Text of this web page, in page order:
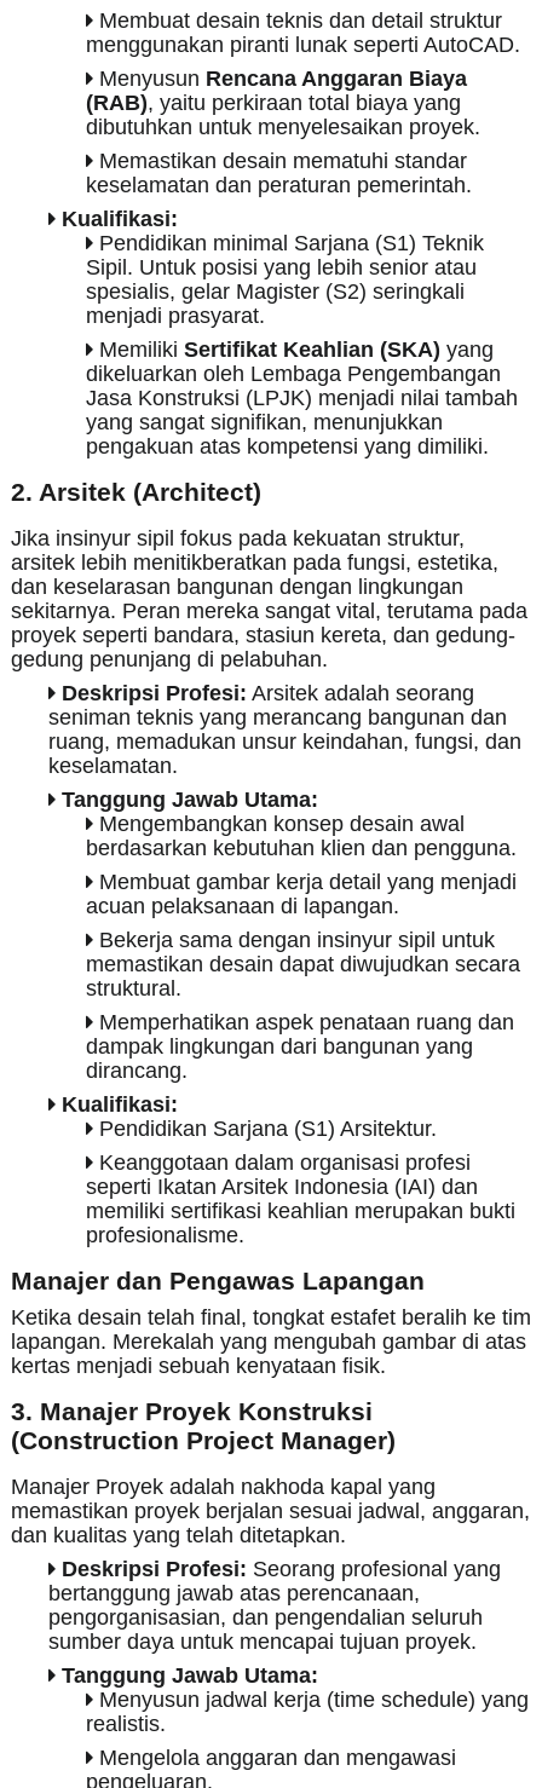
Membuat desain teknis dan detail struktur
menggunakan piranti lunak seperti AutoCAD.
Menyusun Rencana Anggaran Biaya
(RAB), yaitu perkiraan total biaya yang
dibutuhkan untuk menyelesaikan proyek.
Memastikan desain mematuhi standar
keselamatan dan peraturan pemerintah.
Kualifikasi:
Pendidikan minimal Sarjana (S1) Teknik
Sipil. Untuk posisi yang lebih senior atau
spesialis, gelar Magister (S2) seringkali
menjadi prasyarat.
Memiliki Sertifikat Keahlian (SKA) yang
dikeluarkan oleh Lembaga Pengembangan
Jasa Konstruksi (LPJK) menjadi nilai tambah
yang sangat signifikan, menunjukkan
pengakuan atas kompetensi yang dimiliki.
2. Arsitek (Architect)
Jika insinyur sipil fokus pada kekuatan struktur,
arsitek lebih menitikberatkan pada fungsi, estetika,
dan keselarasan bangunan dengan lingkungan
sekitarnya. Peran mereka sangat vital, terutama pada
proyek seperti bandara, stasiun kereta, dan gedung-
gedung penunjang di pelabuhan.
Deskripsi Profesi: Arsitek adalah seorang
seniman teknis yang merancang bangunan dan
ruang, memadukan unsur keindahan, fungsi, dan
keselamatan.
Tanggung Jawab Utama:
Mengembangkan konsep desain awal
berdasarkan kebutuhan klien dan pengguna.
Membuat gambar kerja detail yang menjadi
acuan pelaksanaan di lapangan.
Bekerja sama dengan insinyur sipil untuk
memastikan desain dapat diwujudkan secara
struktural.
Memperhatikan aspek penataan ruang dan
dampak lingkungan dari bangunan yang
dirancang.
Kualifikasi:
Pendidikan Sarjana (S1) Arsitektur.
Keanggotaan dalam organisasi profesi
seperti Ikatan Arsitek Indonesia (IAI) dan
memiliki sertifikasi keahlian merupakan bukti
profesionalisme.
Manajer dan Pengawas Lapangan
Ketika desain telah final, tongkat estafet beralih ke tim
lapangan. Merekalah yang mengubah gambar di atas
kertas menjadi sebuah kenyataan fisik.
3. Manajer Proyek Konstruksi
(Construction Project Manager)
Manajer Proyek adalah nakhoda kapal yang
memastikan proyek berjalan sesuai jadwal, anggaran,
dan kualitas yang telah ditetapkan.
Deskripsi Profesi: Seorang profesional yang
bertanggung jawab atas perencanaan,
pengorganisasian, dan pengendalian seluruh
sumber daya untuk mencapai tujuan proyek.
Tanggung Jawab Utama:
Menyusun jadwal kerja (time schedule) yang
realistis.
Mengelola anggaran dan mengawasi
pengeluaran.